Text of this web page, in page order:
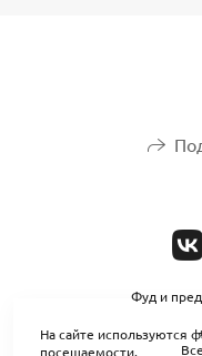
Фуд и
На сайте используются
посещаемости.